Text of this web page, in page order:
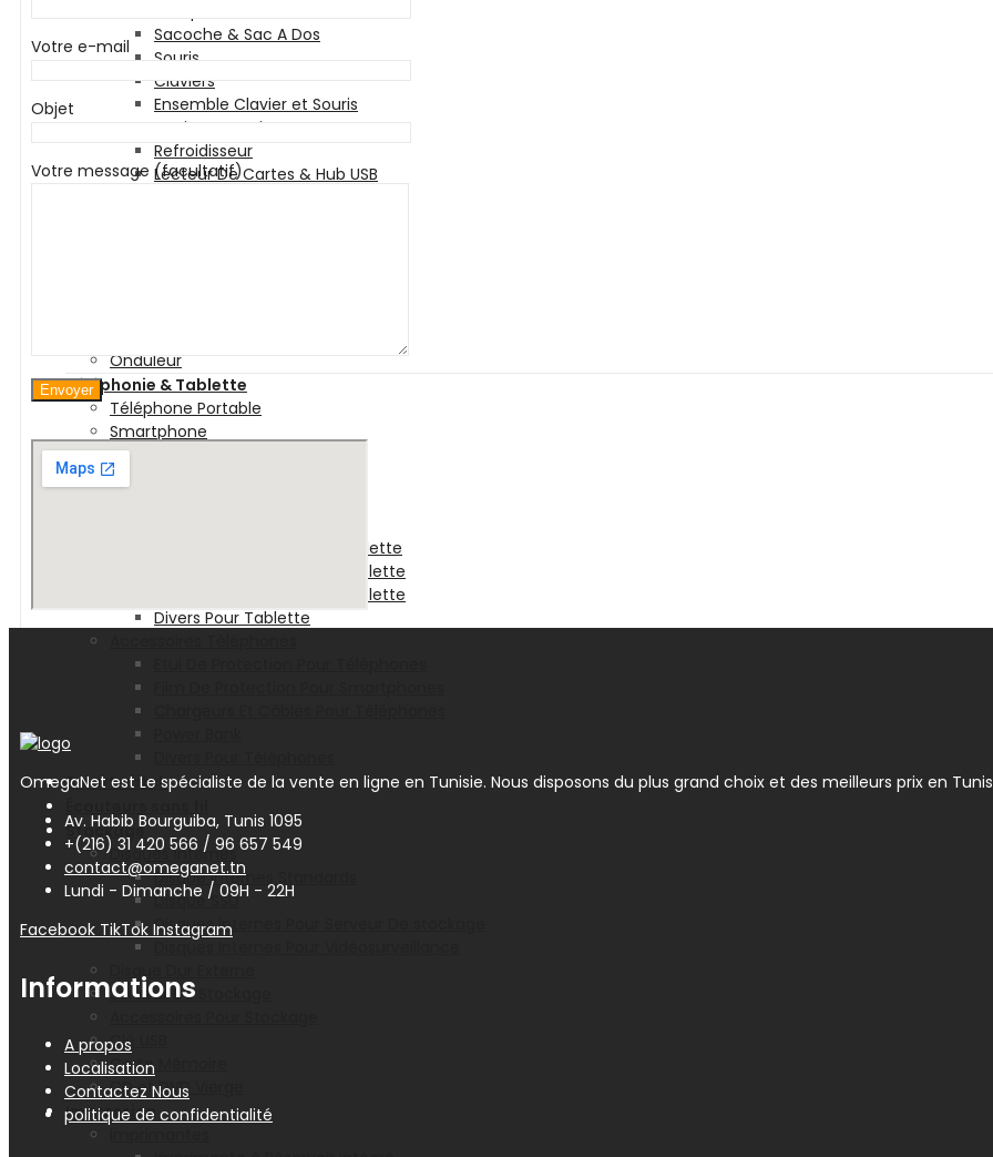
Sacoche & Sac A Dos
Souris
Claviers
Ensemble Clavier et Souris
Tapis De Souris
Refroidisseur
Lecteur De Cartes & Hub USB
Onduleur
Téléphonie & Tablette
Téléphone Portable
Smartphone
Téléphone Fixe
Tablette Tactile
Etui De Protection Pour Tablette
Chargeur Et Cable Pour Tablette
Film De Protection Pour Tablette
Divers Pour Tablette
Smartwatch
Stockage
Disques Internes
Disque Internes Standards
Disque SSD
Disques Internes Pour Serveur De stockage
Disque Dur Externe
Serveur De Stockage
Clé USB
Carte Mémoire
CD et DVD Vierge
Impression
Votre e-mail
Objet
Votre message (facultatif)
OmegaNet est Le spécialiste de la vente en ligne en Tunisie. Nous disposons du plus grand choix et des meilleurs prix en
Av. Habib Bourguiba, Tunis 1095
+(216) 31 420 566 / 96 657 549
contact@omeganet.tn
Lundi - Dimanche / 09H - 22H
Facebook TikTok Instagram
Informations
A propos
Localisation
Contactez Nous
politique de confidentialité